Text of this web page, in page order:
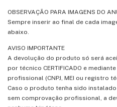
OBSERVAÇÃO PARA IMAGENS DO
Sempre inserir ao final de cada
abaixo.
AVISO IMPORTANTE
A devolução do produto só será
por técnico CERTIFICADO e
profissional (CNPJ, MEI ou registro
Caso o produto tenha sido
sem comprovação profissional, a